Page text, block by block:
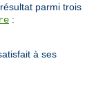
parmi trois
:
à ses